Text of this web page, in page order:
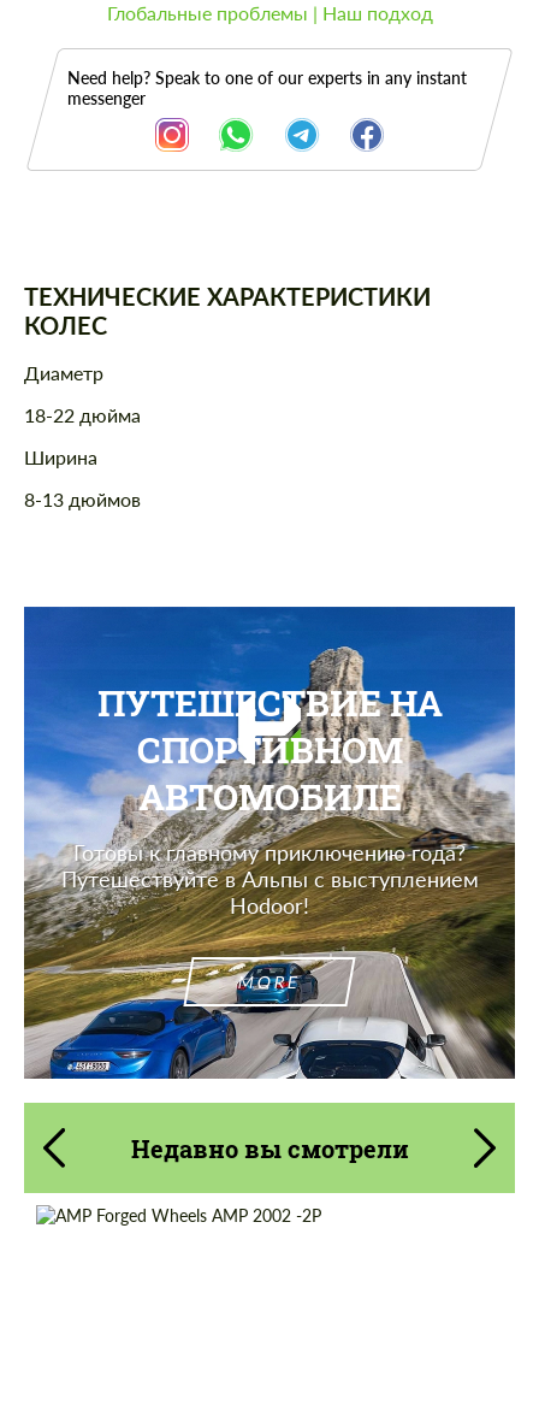
Глобальные проблемы | Наш подход
Need help? Speak to one of our experts in any instant
messenger
ТЕХНИЧЕСКИЕ ХАРАКТЕРИСТИКИ
КОЛЕС
Диаметр
18-22 дюйма
Ширина
8-13 дюймов
ПУТЕШЕСТВИЕ НА
СПОРТИВНОМ
АВТОМОБИЛЕ
Готовы к главному приключению года?
Путешествуйте в Альпы с выступлением
Hodoor!
MORE
Недавно вы смотрели